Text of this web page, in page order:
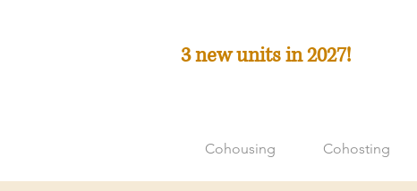
3 new units in 2027!
Cohousing Cohosting